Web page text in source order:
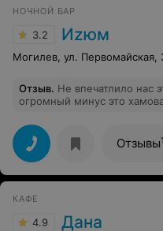
НОЧНОЙ БАР
3.2 Иzюм
Могилев, ул. Первомайская,
Отзыв. Не впечатлило нас
огромный минус это
огромное спасибо нашей
обслуживание.Спасибо
большой плюс этого
Отзывы
КАФЕ
4.9 Дана